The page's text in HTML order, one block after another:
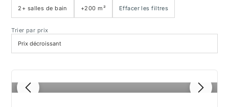
2+ salles de bain +200 m² Effacer les filtres
Trier par prix
1 / 7